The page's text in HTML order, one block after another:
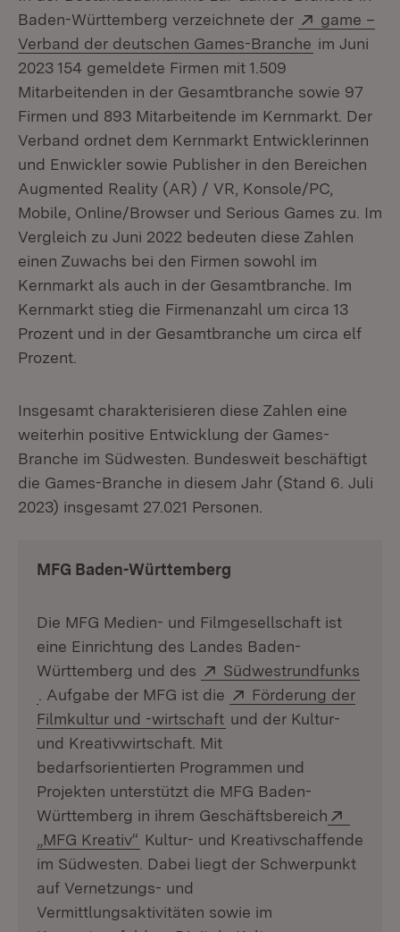
Baden-Württemberg verzeichnete der
Extern:
game –
Verband der deutschen Games-Branche (Öffnet in
im Juni
2023 154 gemeldete Firmen mit 1.509
Mitarbeitenden in der Gesamtbranche sowie 97
Firmen und 893 Mitarbeitende im Kernmarkt. Der
Verband ordnet dem Kernmarkt Entwicklerinnen
und Enwickler sowie Publisher in den Bereichen
Augmented Reality (AR) / VR, Konsole/PC,
Mobile, Online/Browser und Serious Games zu. Im
Vergleich zu Juni 2022 bedeuten diese Zahlen
einen Zuwachs bei den Firmen sowohl im
Kernmarkt als auch in der Gesamtbranche. Im
Kernmarkt stieg die Firmenanzahl um circa 13
Prozent und in der Gesamtbranche um circa elf
Prozent.
Insgesamt charakterisieren diese Zahlen eine
weiterhin positive Entwicklung der Games-
Branche im Südwesten. Bundesweit beschäftigt
die Games-Branche in diesem Jahr (Stand 6. Juli
2023) insgesamt 27.021 Personen.
MFG Baden-Württemberg
Die MFG Medien- und Filmgesellschaft ist
eine Einrichtung des Landes Baden-
Württemberg und des
Extern:
Südwestrundfunks
(Öffnet in neuem Fenster)
. Aufgabe der MFG ist die Extern:
Förderung der
Filmkultur und -wirtschaft (Öffnet in neuem
und der Kultur-
und Kreativwirtschaft. Mit
bedarfsorientierten Programmen und
Projekten unterstützt die MFG Baden-
Württemberg in ihrem Geschäftsbereich
„MFG Kreativ“ (Öffnet in neuem Fenster)
Kultur- und Kreativschaffende
im Südwesten. Dabei liegt der Schwerpunkt
auf Vernetzungs- und
Vermittlungsaktivitäten sowie im